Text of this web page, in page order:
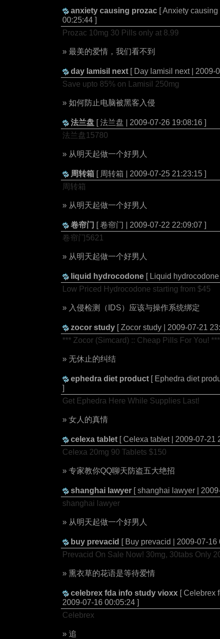
anxiety causing prozac [ Anxiety
00:25:44 ]
Prozac 10mg 30 Pills only at 8.99
» 最美的爱情，我们看不到
day lamisil next [ Day lamisil next | 2009-
Save upto 85% on Lamisil 250mg
» 如何防止电脑被黑客入侵
法兰盘 [ 法兰盘 | 2009-07-26 19:08:16 ]
法兰盘15780
» 从明天起做一个好男人
周转箱 [ 周转箱 | 2009-07-25 21:23:15 ]
周转箱
» 从明天起做一个好男人
卷帘门 [ 卷帘门 | 2009-07-22 22:09:07 ]
卷帘门5621
» 从明天起做一个好男人
liquid hydrocodone [ Liquid
Low Priced Hydrocodone starting from $45
» 入侵检测（IDS）应该与操作系统绑定
zocor study [ Zocor study | 2009-07-21
*** Zocor (Simcard) :: Cheap Pills For You! ***
» 无休止的纠结
ephedra diet product [ Ephedra diet
]
Get Ephedra Here While Supplies Last!
» 女人的真情
celexa tablet [ Celexa tablet | 2009-07-21
Celexa 20mg 90 Tablets $150
» 专家教你QQ聊天防盗五大绝招
shanghai lawyer [ shanghai lawyer |
shanghai lawyer
» 从明天起做一个好男人
buy prevacid [ Buy prevacid | 2009-07-16
Prevacid On Sale Now! 30mg, 30tabs Only
» 熏衣草的花语是等待爱情
celebrex fda info study vioxx [ Celebrex
2009-07-16 00:05:24 ]
Celebrex
» 追